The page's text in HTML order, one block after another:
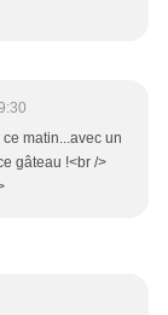
matin...avec un
gâteau !<br />